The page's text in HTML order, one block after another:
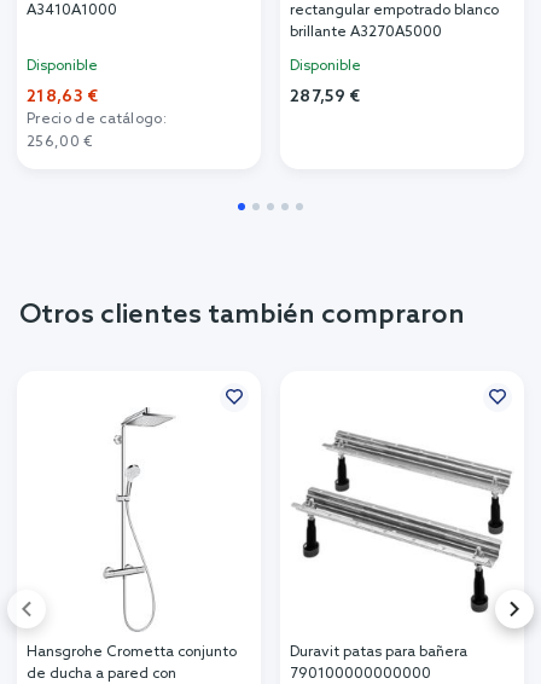
A3410A1000
Disponible
218,63 €
Precio de catálogo:
256,00 €
rectangular empotrado blanco
brillante A3270A5000
Disponible
287,59 €
Otros clientes también compraron
Hansgrohe Crometta conjunto
de ducha a pared con
Duravit patas para bañera
790100000000000